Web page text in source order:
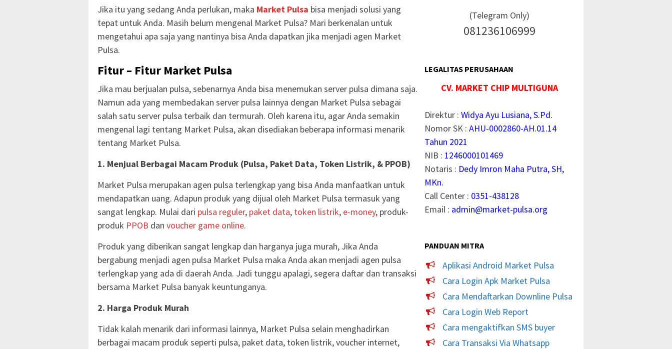
Jika itu yang sedang Anda perlukan, maka Market Pulsa bisa menjadi solusi yang
tepat untuk Anda. Masih belum mengenal Market Pulsa? Mari berkenalan untuk
mengetahui apa saja yang nantinya bisa Anda dapatkan jika menjadi agen Market
Pulsa.
Fitur – Fitur Market Pulsa
Jika mau berjualan pulsa, sebenarnya Anda bisa menemukan server pulsa dimana saja.
Namun ada yang membedakan server pulsa lainnya dengan Market Pulsa sebagai
salah satu server pulsa terbaik dan termurah. Oleh karena itu, agar Anda semakin
mengenal lagi tentang Market Pulsa, akan disediakan beberapa informasi menarik
tentang Market Pulsa.
1. Menjual Berbagai Macam Produk (Pulsa, Paket Data, Token Listrik, & PPOB)
Market Pulsa merupakan agen pulsa terlengkap yang bisa Anda manfaatkan untuk
mendapatkan uang. Adapun produk yang dijual oleh Market Pulsa termasuk yang
sangat lengkap. Mulai dari pulsa reguler, paket data, token listrik, e-money, produk-
produk PPOB dan voucher game online.
Produk yang diberikan sangat lengkap dan harganya juga murah, Jika Anda
bergabung menjadi agen pulsa Market Pulsa maka Anda akan menjadi agen pulsa
terlengkap yang ada di daerah Anda. Jadi tunggu apalagi, segera daftar dan transaksi
bersama Market Pulsa banyak keuntunganya.
2. Harga Produk Murah
Tidak kalah menarik dari informasi lainnya, Market Pulsa selain menghadirkan
berbagai macam produk seperti pulsa, paket data, token listrik, voucher internet,
(Telegram Only)
081236106999
LEGALITAS PERUSAHAAN
CV. MARKET CHIP MULTIGUNA
Direktur :Widya Ayu Lusiana, S.Pd.
Nomor SK :AHU-0002860-AH.01.14
Tahun 2021
NIB : 1246000101469
Notaris : Dedy Imron Maha Putra, SH,
MKn.
Call Center : 0351-438128
Email : admin@market-pulsa.org
PANDUAN MITRA
Aplikasi Android Market Pulsa
Cara Login Apk Market Pulsa
Cara Mendaftarkan Downline Pulsa
Cara Login Web Report
Cara mengaktifkan SMS buyer
Cara Transaksi Via Whatsapp